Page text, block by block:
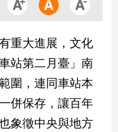
重大進展，文化
站第二月臺」南
圍，連同車站本
併保存，讓百年
象徵中央與地方